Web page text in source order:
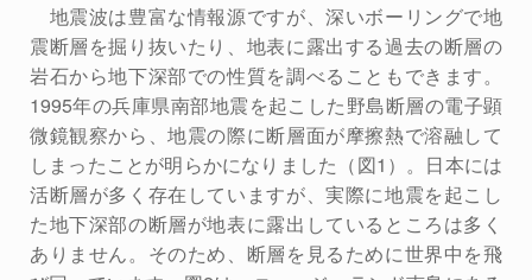
地震波は豊富な情報源ですが、深いボーリングで地
震断層を掘り抜いたり、地表に露出する過去の断層の
岩石から地下深部での性質を調べることもできます。
1995年の兵庫県南部地震を起こした野島断層の電子顕
微鏡観察から、地震の際に断層面が摩擦熱で溶融して
しまったことが明らかになりました（図1）。日本には
活断層が多く存在していますが、実際に地震を起こし
た地下深部の断層が地表に露出しているところは多く
ありません。そのため、断層を見るために世界中を飛